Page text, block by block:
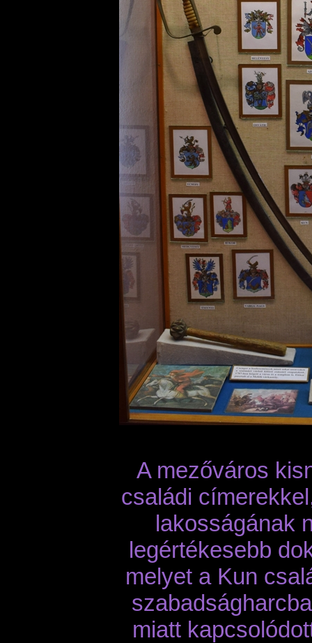
A mezőváros
családi
lakosságának
legértékesebb
melyet a Kun
miatt